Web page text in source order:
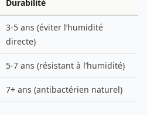
Durabilité
3-5 ans (éviter l’humidité
directe)
5-7 ans (résistant à l’humidité)
7+ ans (antibactérien naturel)